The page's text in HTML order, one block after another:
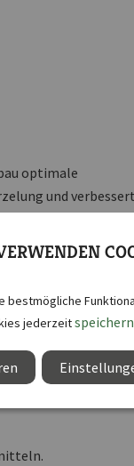
optimale
und verbessert
besonders gut in
Die
Eisenfleckigkeit
die
vor.
jederzeit